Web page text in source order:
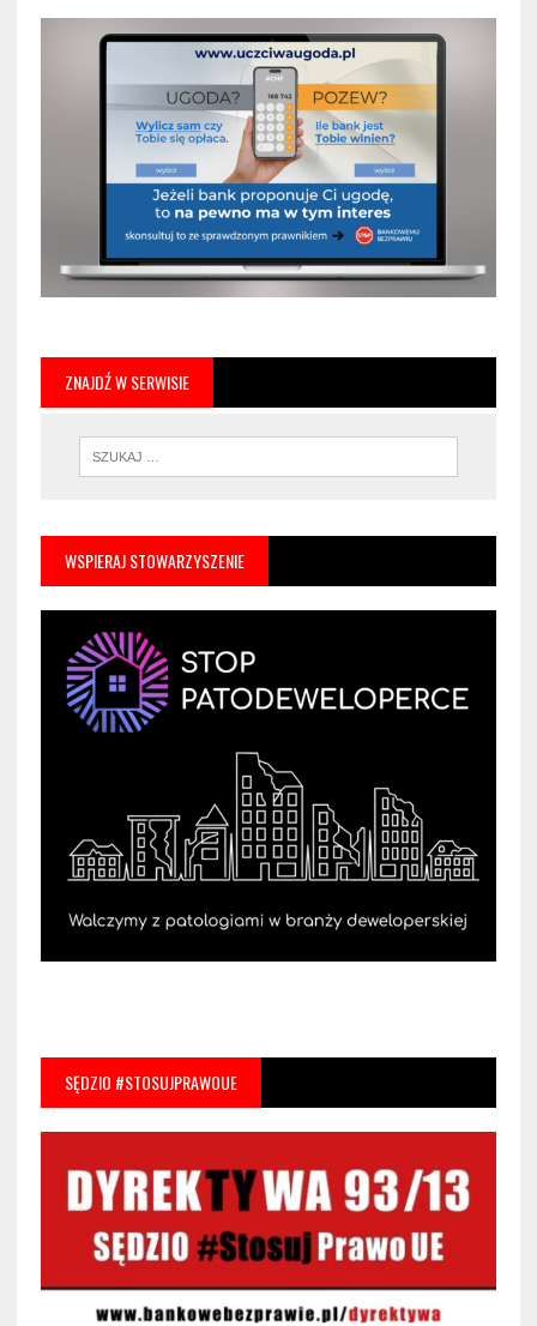
ZNAJDŹ W SERWISIE
WSPIERAJ STOWARZYSZENIE
SĘDZIO #STOSUJPRAWOUE